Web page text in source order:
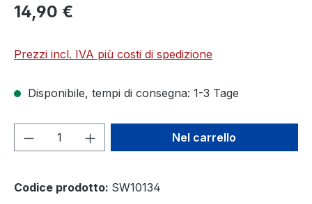
14,90 €
Prezzi incl. IVA più costi di spedizione
Disponibile, tempi di consegna: 1-3 Tage
Quantità del prodotto: inserisci la
Nel carrello
Codice prodotto: SW10134